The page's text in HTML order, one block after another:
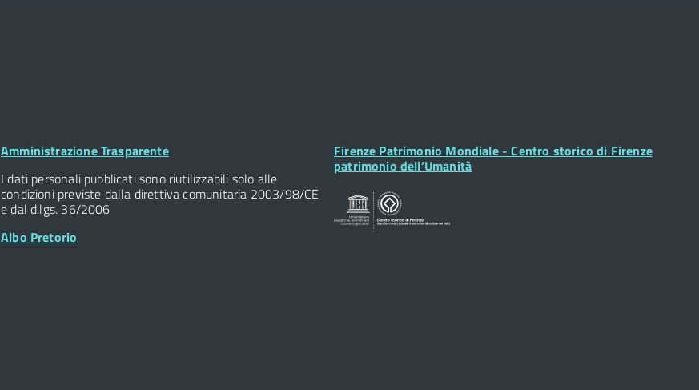
Footer
Amministrazione Trasparente
I dati personali pubblicati sono riutilizzabili solo alle
condizioni previste dalla direttiva comunitaria 2003/98/CE
e dal d.lgs. 36/2006
Albo Pretorio
Footer
Widget
Firenze Patrimonio Mondiale - Centro storico di Firenze
patrimonio dell’Umanità